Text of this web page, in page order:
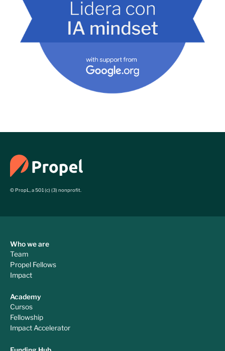
© PropL, a 501 (c) (3) nonprofit.
Who we are
Team
Propel Fellows
Impact
Academy
Cursos
Fellowship
Impact Accelerator